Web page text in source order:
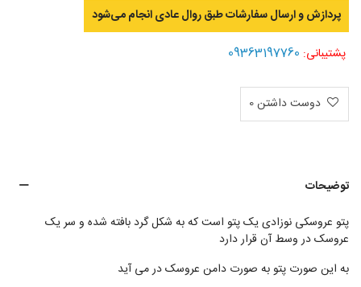
پردازش و ارسال سفارشات طبق روال عادی انجام می‌‌شود
پشتیبانی: 09363197760
دوست داشتن0
توضیحات
پتو عروسکی نوزادی یک پتو است که به شکل گرد بافته شده و سر یک
عروسک در وسط آن قرار دارد
به این صورت پتو به صورت دامن عروسک در می آید